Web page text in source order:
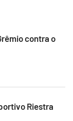
contra o
Riestra